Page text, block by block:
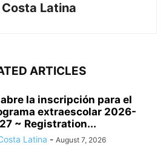
Costa Latina
ARTICLES
abre la inscripción para el
extraescolar 2026-
~ Registration...
Latina - August 7, 2026